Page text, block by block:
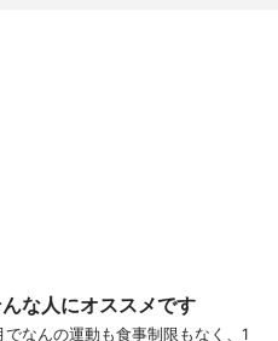
な人にオススメです
なんの運動も食事制限もなく、1